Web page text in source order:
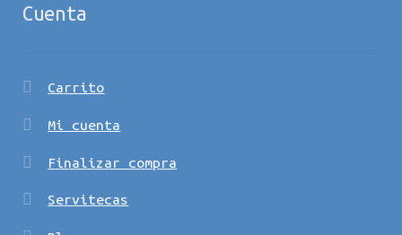
Cuenta
Carrito
Mi cuenta
Finalizar compra
Servitecas